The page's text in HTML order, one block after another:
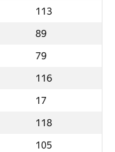
113
89
79
116
17
118
105
Мин. орын